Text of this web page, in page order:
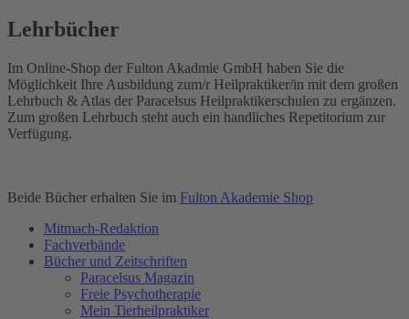
Lehrbücher
Im Online-Shop der Fulton Akadmie GmbH haben Sie die
Möglichkeit Ihre Ausbildung zum/r Heilpraktiker/in mit dem großen
Lehrbuch & Atlas der Paracelsus Heilpraktikerschulen zu ergänzen.
Zum großen Lehrbuch steht auch ein handliches Repetitorium zur
Verfügung.
Beide Bücher erhalten Sie im Fulton Akademie Shop
Mitmach-Redaktion
Fachverbände
Bücher und Zeitschriften
Paracelsus Magazin
Freie Psychotherapie
Mein Tierheilpraktiker